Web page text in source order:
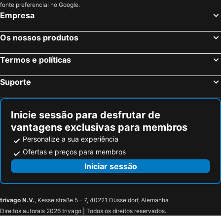
Hotel Casa Fuster
Eurostars Monumental
ibis Barcelona Molins de Rei
Barcelona
Islantilla, Andaluzia Hotéis
Vigo, Galiza Hotéis
Isla Cristina, Andaluzia Hotéis
Isla Canela, Andaluzia Hotéis
fonte preferencial no Google.
Empresa
Os nossos produtos
Termos e políticas
Suporte
Inicie sessão para desfrutar de
vantagens exclusivas para membros
Personalize a sua experiência
Ofertas e preços para membros
Iniciar sessão
trivago N.V., Kesselstraße 5 – 7, 40221 Düsseldorf, Alemanha
Direitos autorais 2026 trivago | Todos os direitos reservados.